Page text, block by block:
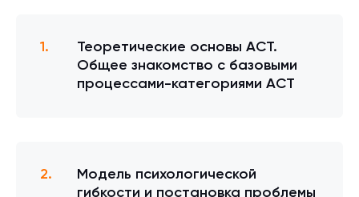
Теоретические основы ACT.
Общее знакомство с базовыми
процессами-категориями АСТ
Модель психологической
гибкости и постановка проблемы